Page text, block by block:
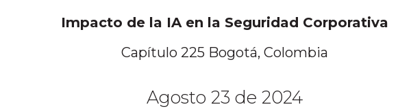
Impacto de la IA en la Seguridad Corporativa
Capítulo 225 Bogotá, Colombia
Agosto 23 de 2024